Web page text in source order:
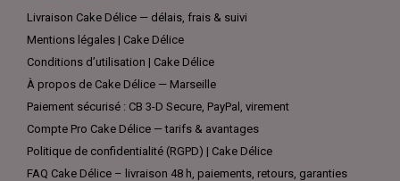
Livraison Cake Délice — délais, frais & suivi
Mentions légales | Cake Délice
Conditions d’utilisation | Cake Délice
À propos de Cake Délice — Marseille
Paiement sécurisé : CB 3-D Secure, PayPal, virement
Compte Pro Cake Délice — tarifs & avantages
Politique de confidentialité (RGPD) | Cake Délice
FAQ Cake Délice – livraison 48 h, paiements, retours, garanties